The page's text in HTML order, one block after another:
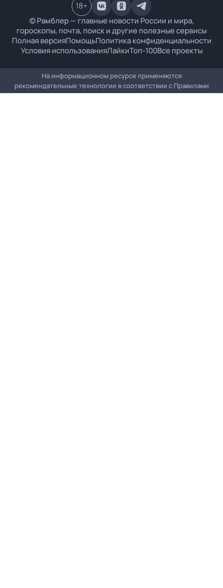
© Рамблер — главные новости России и мира,
гороскопы, почта, поиск и другие полезные сервисы
Полная версияПомощьПолитика конфиденциальности
Условия использованияЛайкиТоп-100Все проекты
18+
На информационном ресурсе применяются
рекомендательные технологии в соответствии с Правилами